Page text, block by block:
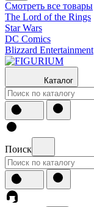
Смотреть все товары
The Lord of the Rings
Star Wars
DC Comics
Blizzard Entertainment
Каталог
Поиск